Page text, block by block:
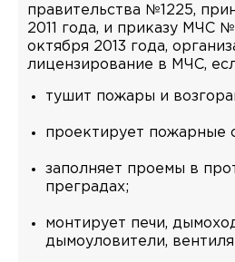
правительства №1225,
2011 года, и приказу МЧС
октября 2013 года,
лицензирование в МЧС,
тушит пожары и
проектирует пожарные
заполняет проемы в
преградах;
монтирует печи,
дымоуловители,